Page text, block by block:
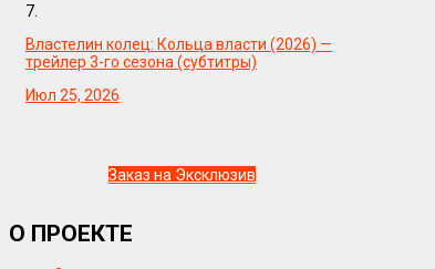
7.
Властелин колец: Кольца власти (2026) —
трейлер 3-го сезона (субтитры)
Июл 25, 2026
Заказ на Эксклюзив
О ПРОЕКТЕ